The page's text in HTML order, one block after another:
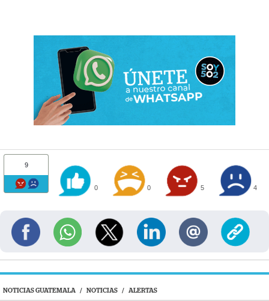
9
0 0 5 4
NOTICIAS GUATEMALA / NOTICIAS / ALERTAS